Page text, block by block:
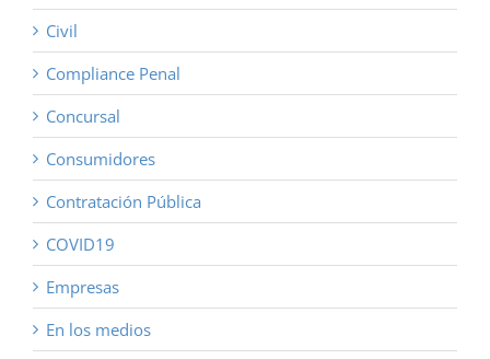
Civil
Compliance Penal
Concursal
Consumidores
Contratación Pública
COVID19
Empresas
En los medios